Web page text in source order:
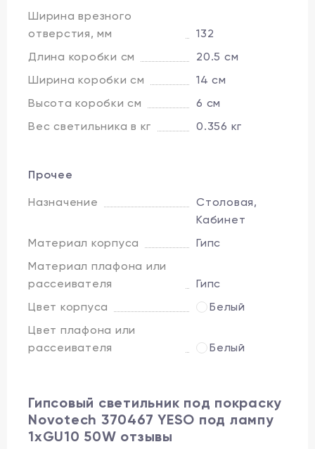
Ширина врезного
отверстия, мм
132
Длина коробки см
20.5 см
Ширина коробки см
14 см
Высота коробки см
6 см
Вес светильника в кг
0.356 кг
Прочее
Назначение
Столовая,
Кабинет
Материал корпуса
Гипс
Материал плафона или
рассеивателя
Гипс
Цвет корпуса
Белый
Цвет плафона или
рассеивателя
Белый
Гипсовый светильник под покраску
Novotech 370467 YESO под лампу
1xGU10 50W отзывы